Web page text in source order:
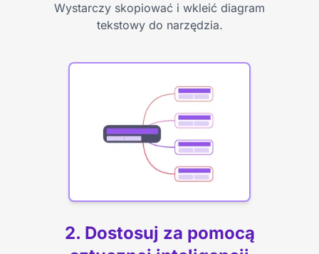
Wystarczy skopiować i wkleić diagram
tekstowy do narzędzia.
2. Dostosuj za pomocą